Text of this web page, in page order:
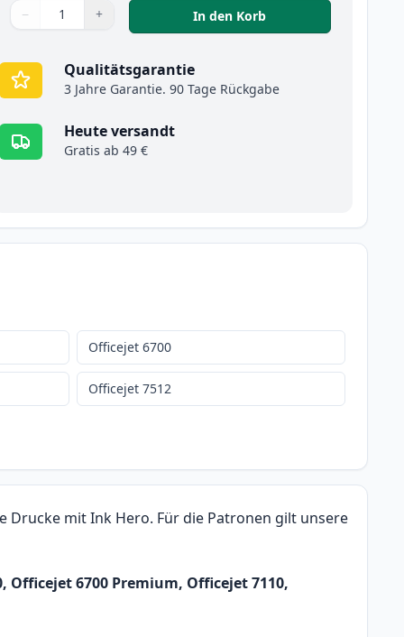
Menge
Verwenden Sie die Tasten, um anzupassen
− +
Menge 1 In den Korb,
Qualitätsgarantie
3 Jahre Garantie. 90 Tage Rückgabe
Heute versandt
Gratis ab 49 €
Drucke mit Ink Hero. Für die Patronen gilt unsere
6700 Premium, Officejet 7110,
Officejet 6700
Officejet 7512